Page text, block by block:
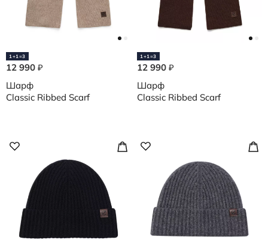
1+1=3
12 990 ₽
Шарф
Classic Ribbed Scarf
1+1=3
12 990 ₽
Шарф
Classic Ribbed Scarf